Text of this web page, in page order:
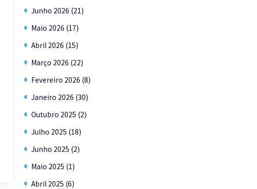
Junho 2026 (21)
Maio 2026 (17)
Abril 2026 (15)
Março 2026 (22)
Fevereiro 2026 (8)
Janeiro 2026 (30)
Outubro 2025 (2)
Julho 2025 (18)
Junho 2025 (2)
Maio 2025 (1)
Abril 2025 (6)